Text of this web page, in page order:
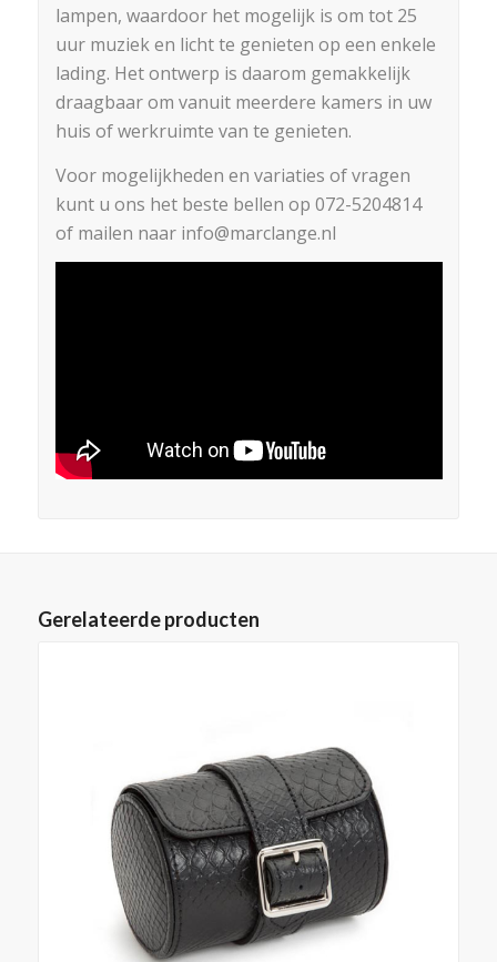
lampen, waardoor het mogelijk is om tot 25
uur muziek en licht te genieten op een enkele
lading. Het ontwerp is daarom gemakkelijk
draagbaar om vanuit meerdere kamers in uw
huis of werkruimte van te genieten.
Voor mogelijkheden en variaties of vragen
kunt u ons het beste bellen op 072-5204814
of mailen naar info@marclange.nl
Gerelateerde producten